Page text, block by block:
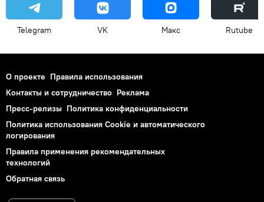
Telegram VK Макс Rutube
О проекте Правила использования
Контакты и сотрудничество Реклама
Пресс-релизы Политика конфиденциальности
Политика использования Cookie и автоматического
логирования
Правила применения рекомендательных
технологий
Обратная связь